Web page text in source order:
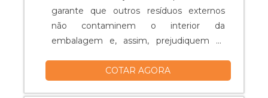
garante que outros resíduos externos
não contaminem o interior da
embalagem e, assim, prejudiquem as
processos de fabricação em diversos
COTAR AGORA